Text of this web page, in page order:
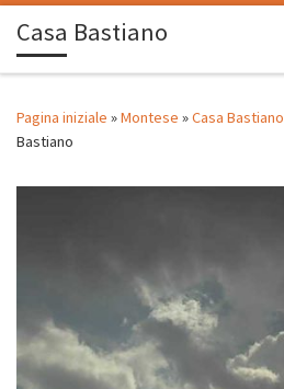
Passa al contenuto
Casa Bastiano
Pagina iniziale »Montese »Casa Bastiano
Bastiano